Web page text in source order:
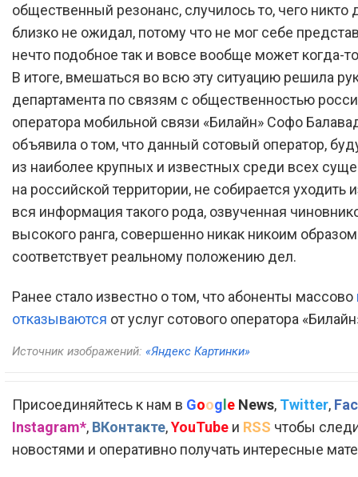
общественный резонанс, случилось то, чего никто
близко не ожидал, потому что не мог себе
нечто подобное так и вовсе вообще может когда-
В итоге, вмешаться во всю эту ситуацию решила
департамента по связям с общественностью
оператора мобильной связи «Билайн» Софо
объявила о том, что данный сотовый оператор,
из наиболее крупных и известных среди всех
на российской территории, не собирается уходить
вся информация такого рода, озвученная
высокого ранга, совершенно никак никоим
соответствует реальному положению дел.
Ранее стало известно о том, что абоненты массово
отказываются от услуг сотового оператора
Источник изображений: «Яндекс Картинки»
Присоединяйтесь к нам в Google News, Twitter,
Instagram*, ВКонтакте,YouTube и RSS чтобы
новостями и оперативно получать интересные